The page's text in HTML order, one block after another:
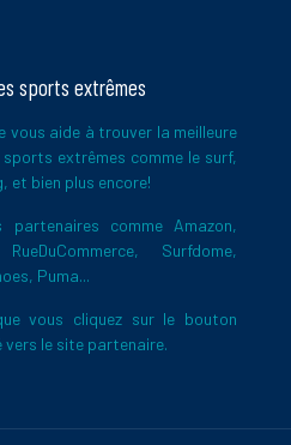
sports extrêmes
vous aide à trouver la meilleure
extrêmes comme le surf,
et bien plus encore!
comme Amazon,
Surfdome,
Puma...
vous cliquez sur le bouton
le site partenaire.